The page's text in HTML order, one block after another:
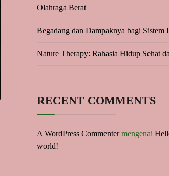
Olahraga Berat
Begadang dan Dampaknya bagi Sistem
Nature Therapy: Rahasia Hidup Sehat
RECENT COMMENTS
A WordPress Commentermengenai
world!